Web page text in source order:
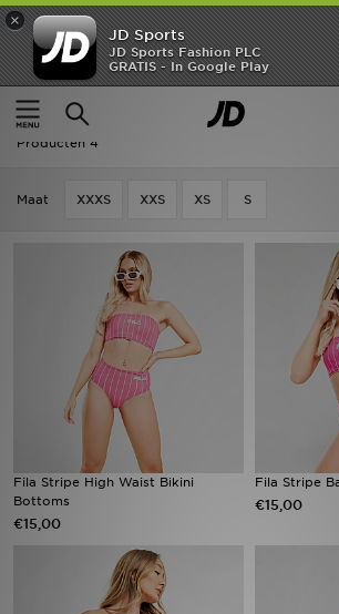
×
JD Sports
JD Sports Fashion PLC
GRATIS - In Google Play
Thuis
Dames Dameskleding
Dames - Fila Zwemkleding
Producten 4
Maat XXXS XXS XS S
Fila Stripe High Waist Bikini
Bottoms
€15,00
Fila Stripe
€15,00
Home
Offers
New In
Collecties
Voetbal
Merken
Vind een winkel
Bestelling traceren